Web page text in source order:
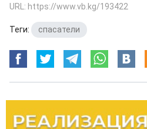
URL: https://www.vb.kg/193422
Теги: спасатели